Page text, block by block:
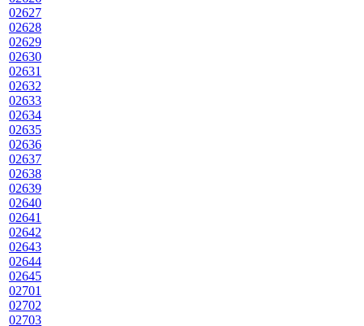
02627
02628
02629
02630
02631
02632
02633
02634
02635
02636
02637
02638
02639
02640
02641
02642
02643
02644
02645
02701
02702
02703